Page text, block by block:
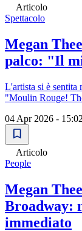
Articolo
Spettacolo
Megan
palco: "Il
L'artista si è sentita
"Moulin Rouge!
04 Apr 2026 - 15:02
Articolo
People
Megan
Broadway:
immediato